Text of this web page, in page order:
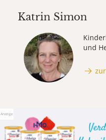
Katrin Simon
und
Anzeige